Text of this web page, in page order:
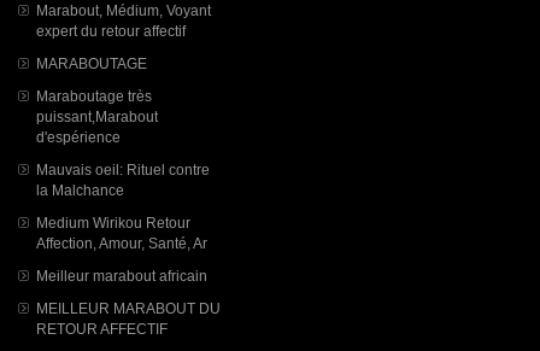
Marabout, Médium, Voyant
expert du retour affectif
MARABOUTAGE
Maraboutage très
puissant,Marabout
d'espérience
Mauvais oeil: Rituel contre
la Malchance
Medium Wirikou Retour
Affection, Amour, Santé, Ar
Meilleur marabout africain
MEILLEUR MARABOUT DU
RETOUR AFFECTIF